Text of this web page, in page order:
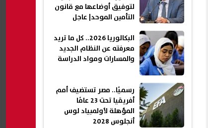
لتوفيق أوضاعها مع قانون
التأمين الموحد| عاجل
البكالوريا 2026.. كل ما تريد
معرفته عن النظام الجديد
والمسارات ومواد الدراسة
رسميًا.. مصر تستضيف أمم
أفريقيا تحت 23 عامًا
المؤهلة لأولمبياد لوس
أنجلوس 2028